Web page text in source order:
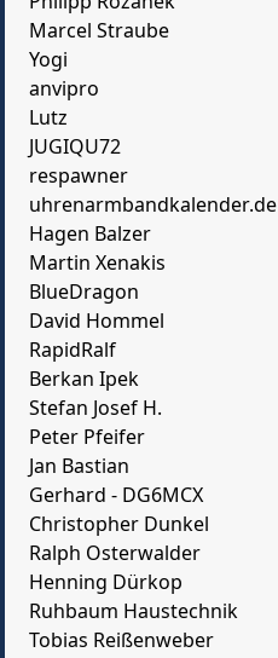
Marcel Straube
Yogi
anvipro
Lutz
JUGIQU72
respawner
uhrenarmbandkalender.de
Hagen Balzer
Martin Xenakis
BlueDragon
David Hommel
RapidRalf
Berkan Ipek
Stefan Josef H.
Peter Pfeifer
Jan Bastian
Gerhard - DG6MCX
Christopher Dunkel
Ralph Osterwalder
Henning Dürkop
Ruhbaum Haustechnik
Tobias Reißenweber